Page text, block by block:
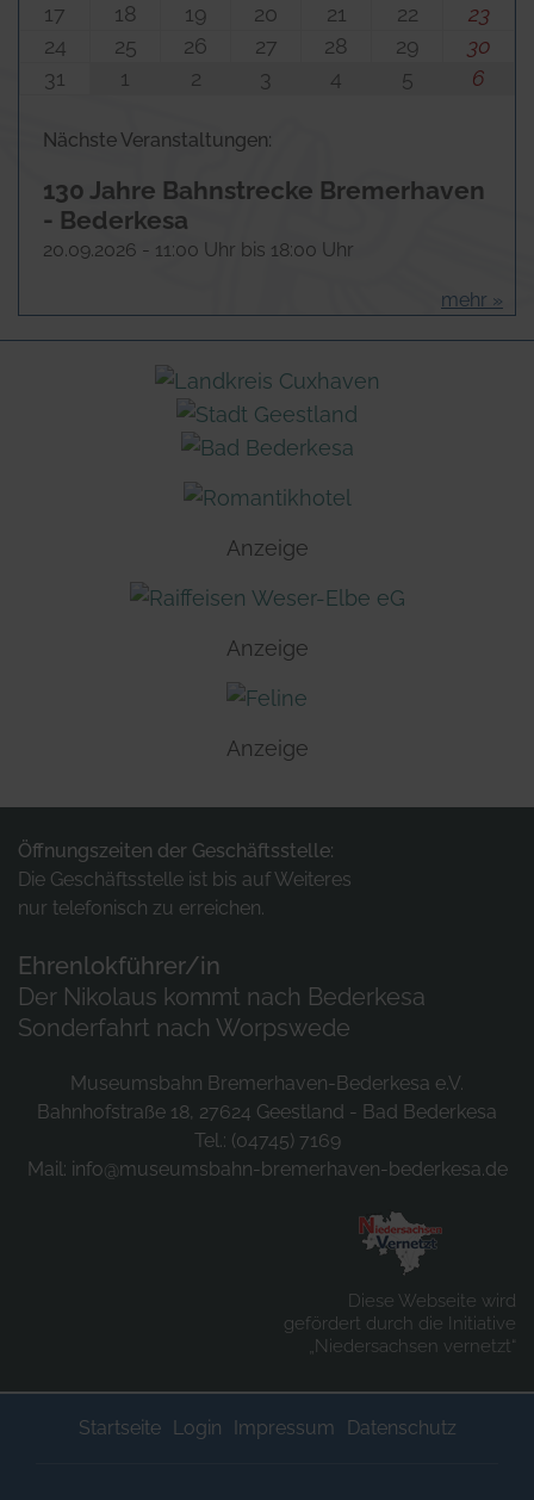
17
18 19 20 21 22
23
24
25 26 27 28 29
30
31
1 2 3 4 5 6
Nächste Veranstaltungen:
130 Jahre Bahnstrecke Bremerhaven
- Bederkesa
20.​09.​2026 - 11:00 Uhr bis 18:00 Uhr
Anzeige
Anzeige
Anzeige
Öffnungszeiten der Geschäftsstelle:
Die Geschäftsstelle ist bis auf Weiteres
nur telefonisch zu erreichen.
Ehrenlokführer/in
Der Nikolaus kommt nach Bederkesa
Sonderfahrt nach Worpswede
Museumsbahn Bremerhaven-Bederkesa e.V.
Bahnhofstraße 18, 27624 Geestland - Bad Bederkesa
Tel.: (04745) 7169
Mail: info@museumsbahn-bremerhaven-bederkesa.de
Diese Webseite wird
gefördert durch die Initiative
„Niedersachsen vernetzt“
Startseite Login Impressum Datenschutz